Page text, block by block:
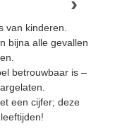
van kinderen.
bijna alle gevallen
betrouwbaar is –
een cijfer; deze